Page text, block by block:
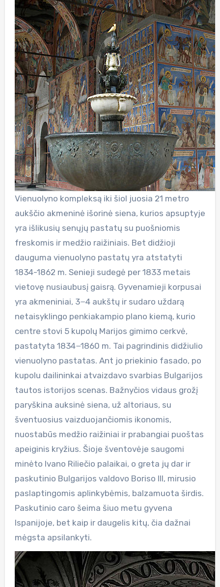
Vienuolyno kompleksą iki šiol juosia 21 metro
aukščio akmeninė išorinė siena, kurios apsuptyje
yra išlikusių senųjų pastatų su puošniomis
freskomis ir medžio raižiniais. Bet didžioji
dauguma vienuolyno pastatų yra atstatyti
1834-1862 m. Senieji sudegė per 1833 metais
vietovę nusiaubusį gaisrą. Gyvenamieji korpusai
yra akmeniniai, 3−4 aukštų ir sudaro uždarą
netaisyklingo penkiakampio plano kiemą, kurio
centre stovi 5 kupolų Marijos gimimo cerkvė,
pastatyta 1834−1860 m. Tai pagrindinis didžiulio
vienuolyno pastatas. Ant jo priekinio fasado, po
kupolu dailininkai atvaizdavo svarbias Bulgarijos
tautos istorijos scenas. Bažnyčios vidaus grožį
paryškina auksinė siena, už altoriaus, su
šventuosius vaizduojančiomis ikonomis,
nuostabūs medžio raižiniai ir prabangiai puoštas
apeiginis kryžius. Šioje šventovėje saugomi
minėto Ivano Riliečio palaikai, o greta jų dar ir
paskutinio Bulgarijos valdovo Boriso III, mirusio
paslaptingomis aplinkybėmis, balzamuota širdis.
Paskutinio caro šeima šiuo metu gyvena
Ispanijoje, bet kaip ir daugelis kitų, čia dažnai
mėgsta apsilankyti.